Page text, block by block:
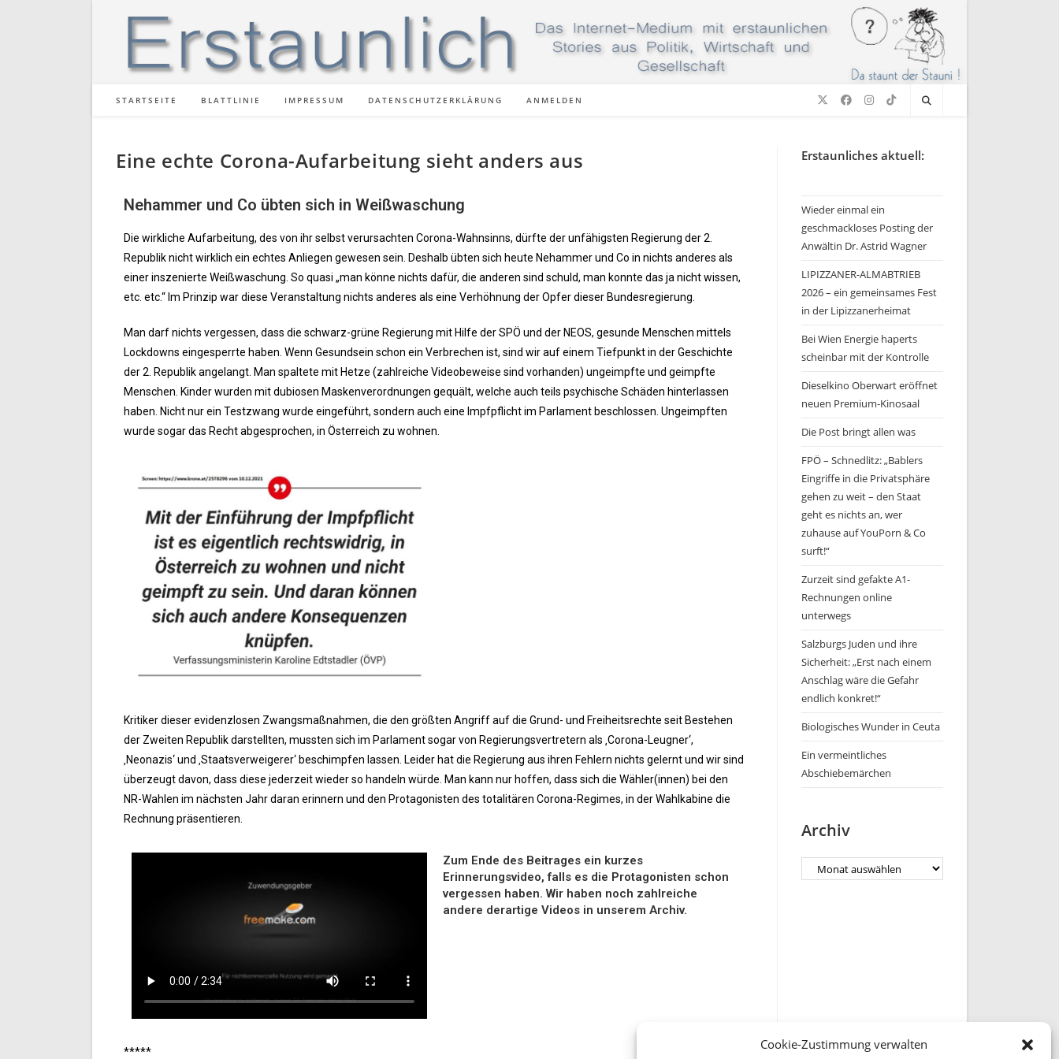
Cookie-Zustimmung verwalten
STARTSEITE BLATTLINIE IMPRESSUM DATENSCHUTZERKLÄRUNG ANMELDEN
Eine echte Corona-Aufarbeitung sieht anders aus
Nehammer und Co übten sich in Weißwaschung
Die wirkliche Aufarbeitung, des von ihr selbst verursachten Corona-Wahnsinns, dürfte der unfähigsten Regierung der 2.
Republik nicht wirklich ein echtes Anliegen gewesen sein. Deshalb übten sich heute Nehammer und Co in nichts anderes als
einer inszenierte Weißwaschung. So quasi „man könne nichts dafür, die anderen sind schuld, man konnte das ja nicht wissen,
etc. etc.“ Im Prinzip war diese Veranstaltung nichts anderes als eine Verhöhnung der Opfer dieser Bundesregierung.
Man darf nichts vergessen, dass die schwarz-grüne Regierung mit Hilfe der SPÖ und der NEOS, gesunde Menschen mittels
Lockdowns eingesperrte haben. Wenn Gesundsein schon ein Verbrechen ist, sind wir auf einem Tiefpunkt in der Geschichte
der 2. Republik angelangt. Man spaltete mit Hetze (zahlreiche Videobeweise sind vorhanden) ungeimpfte und geimpfte
Menschen. Kinder wurden mit dubiosen Maskenverordnungen gequält, welche auch teils psychische Schäden hinterlassen
haben. Nicht nur ein Testzwang wurde eingeführt, sondern auch eine Impfpflicht im Parlament beschlossen. Ungeimpften
wurde sogar das Recht abgesprochen, in Österreich zu wohnen.
Kritiker dieser evidenzlosen Zwangsmaßnahmen, die den größten Angriff auf die Grund- und Freiheitsrechte seit Bestehen
der Zweiten Republik darstellten, mussten sich im Parlament sogar von Regierungsvertretern als ‚Corona-Leugner‘,
‚Neonazis‘ und ‚Staatsverweigerer‘ beschimpfen lassen. Leider hat die Regierung aus ihren Fehlern nichts gelernt und wir sind
überzeugt davon, dass diese jederzeit wieder so handeln würde. Man kann nur hoffen, dass sich die Wähler(innen) bei den
NR-Wahlen im nächsten Jahr daran erinnern und den Protagonisten des totalitären Corona-Regimes, in der Wahlkabine die
Rechnung präsentieren.
Zum Ende des Beitrages ein kurzes
Erinnerungsvideo, falls es die Protagonisten schon
vergessen haben. Wir haben noch zahlreiche
andere derartige Videos in unserem Archiv.
*****
Erstaunliches aktuell:
Wieder einmal ein
geschmackloses Posting der
Anwältin Dr. Astrid Wagner
LIPIZZANER-ALMABTRIEB
2026 – ein gemeinsames Fest
in der Lipizzanerheimat
Bei Wien Energie haperts
scheinbar mit der Kontrolle
Dieselkino Oberwart eröffnet
neuen Premium-Kinosaal
Die Post bringt allen was
FPÖ – Schnedlitz: „Bablers
Eingriffe in die Privatsphäre
gehen zu weit – den Staat
geht es nichts an, wer
zuhause auf YouPorn & Co
surft!“
Zurzeit sind gefakte A1-
Rechnungen online
unterwegs
Salzburgs Juden und ihre
Sicherheit: „Erst nach einem
Anschlag wäre die Gefahr
endlich konkret!“
Biologisches Wunder in Ceuta
Ein vermeintliches
Abschiebemärchen
Archiv